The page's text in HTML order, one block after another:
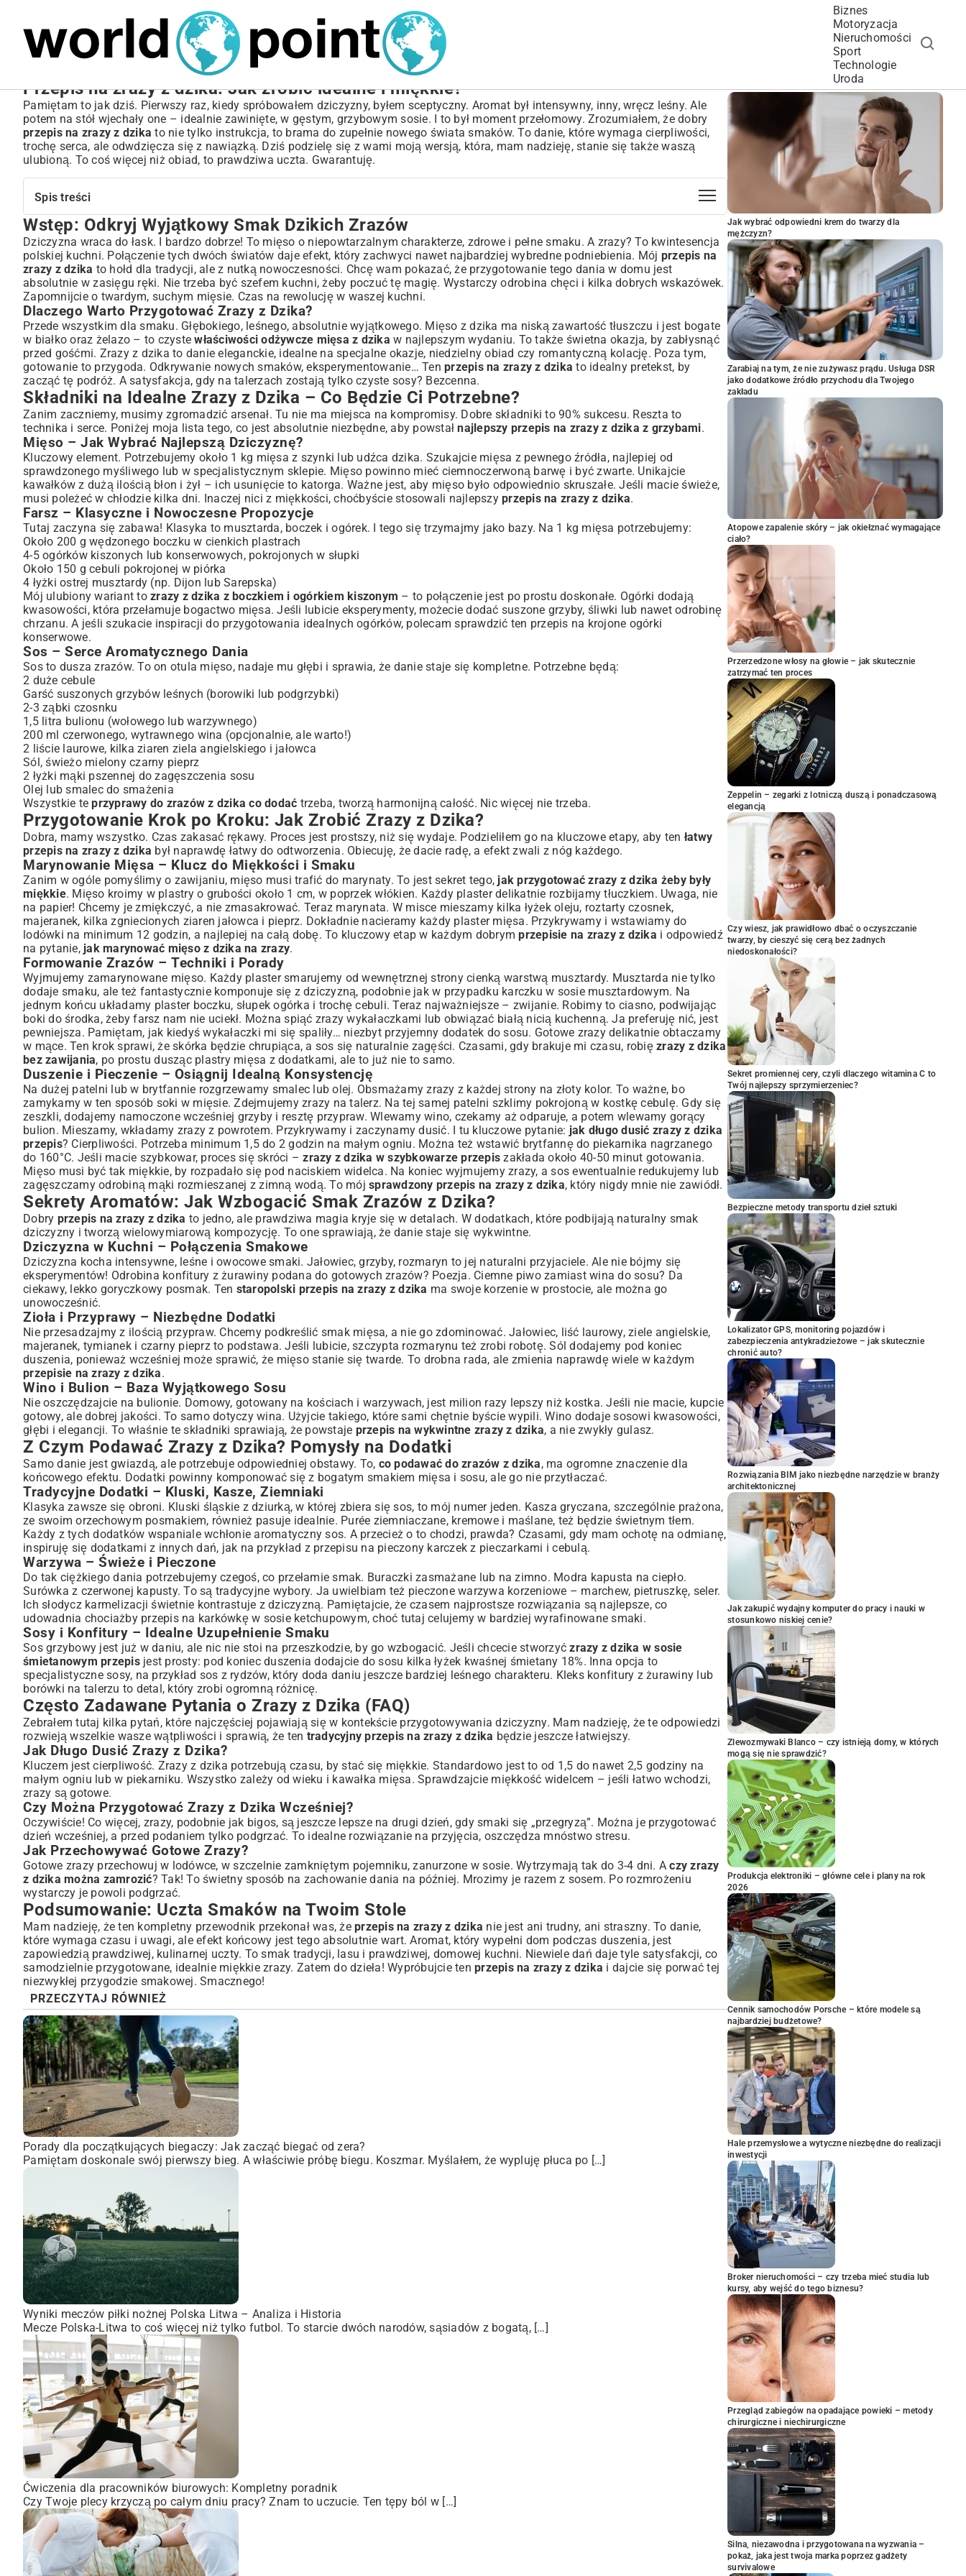
Biznes
Motoryzacja
Nieruchomości
Sport
Technologie
Uroda
Przepis na zrazy z dzika: Jak zrobić idealne i miękkie?
Pamiętam to jak dziś. Pierwszy raz, kiedy spróbowałem dziczyzny, byłem sceptyczny. Aromat był intensywny, inny, wręcz leśny. Ale
potem na stół wjechały one – idealnie zawinięte, w gęstym, grzybowym sosie. I to był moment przełomowy. Zrozumiałem, że dobry
przepis na zrazy z dzika to nie tylko instrukcja, to brama do zupełnie nowego świata smaków. To danie, które wymaga cierpliwości,
trochę serca, ale odwdzięcza się z nawiązką. Dziś podzielę się z wami moją wersją, która, mam nadzieję, stanie się także waszą
ulubioną. To coś więcej niż obiad, to prawdziwa uczta. Gwarantuję.
Spis treści
Wstęp: Odkryj Wyjątkowy Smak Dzikich Zrazów
Dlaczego Warto Przygotować Zrazy z Dzika?
Składniki na Idealne Zrazy z Dzika – Co Będzie Ci Potrzebne?
Mięso – Jak Wybrać Najlepszą Dziczyznę?
Farsz – Klasyczne i Nowoczesne Propozycje
Sos – Serce Aromatycznego Dania
Przygotowanie Krok po Kroku: Jak Zrobić Zrazy z Dzika?
Marynowanie Mięsa – Klucz do Miękkości i Smaku
Formowanie Zrazów – Techniki i Porady
Duszenie i Pieczenie – Osiągnij Idealną Konsystencję
Sekrety Aromatów: Jak Wzbogacić Smak Zrazów z Dzika?
Dziczyzna w Kuchni – Połączenia Smakowe
Zioła i Przyprawy – Niezbędne Dodatki
Wino i Bulion – Baza Wyjątkowego Sosu
Z Czym Podawać Zrazy z Dzika? Pomysły na Dodatki
Tradycyjne Dodatki – Kluski, Kasze, Ziemniaki
Warzywa – Świeże i Pieczone
Sosy i Konfitury – Idealne Uzupełnienie Smaku
Często Zadawane Pytania o Zrazy z Dzika (FAQ)
Jak Długo Dusić Zrazy z Dzika?
Czy Można Przygotować Zrazy z Dzika Wcześniej?
Jak Przechowywać Gotowe Zrazy?
Podsumowanie: Uczta Smaków na Twoim Stole
Wstęp: Odkryj Wyjątkowy Smak Dzikich Zrazów
Dziczyzna wraca do łask. I bardzo dobrze! To mięso o niepowtarzalnym charakterze, zdrowe i pełne smaku. A zrazy? To kwintesencja
polskiej kuchni. Połączenie tych dwóch światów daje efekt, który zachwyci nawet najbardziej wybredne podniebienia. Mój przepis na
zrazy z dzika to hołd dla tradycji, ale z nutką nowoczesności. Chcę wam pokazać, że przygotowanie tego dania w domu jest
absolutnie w zasięgu ręki. Nie trzeba być szefem kuchni, żeby poczuć tę magię. Wystarczy odrobina chęci i kilka dobrych wskazówek.
Zapomnijcie o twardym, suchym mięsie. Czas na rewolucję w waszej kuchni.
Dlaczego Warto Przygotować Zrazy z Dzika?
Przede wszystkim dla smaku. Głębokiego, leśnego, absolutnie wyjątkowego. Mięso z dzika ma niską zawartość tłuszczu i jest bogate
w białko oraz żelazo – to czystewłaściwości odżywcze mięsa z dzika w najlepszym wydaniu. To także świetna okazja, by zabłysnąć
przed gośćmi. Zrazy z dzika to danie eleganckie, idealne na specjalne okazje, niedzielny obiad czy romantyczną kolację. Poza tym,
gotowanie to przygoda. Odkrywanie nowych smaków, eksperymentowanie… Ten przepis na zrazy z dzika to idealny pretekst, by
zacząć tę podróż. A satysfakcja, gdy na talerzach zostają tylko czyste sosy? Bezcenna.
Składniki na Idealne Zrazy z Dzika – Co Będzie Ci Potrzebne?
Zanim zaczniemy, musimy zgromadzić arsenał. Tu nie ma miejsca na kompromisy. Dobre składniki to 90% sukcesu. Reszta to
technika i serce. Poniżej moja lista tego, co jest absolutnie niezbędne, aby powstałnajlepszy przepis na zrazy z dzika z grzybami.
Mięso – Jak Wybrać Najlepszą Dziczyznę?
Kluczowy element. Potrzebujemy około 1 kg mięsa z szynki lub udźca dzika. Szukajcie mięsa z pewnego źródła, najlepiej od
sprawdzonego myśliwego lub w specjalistycznym sklepie. Mięso powinno mieć ciemnoczerwoną barwę i być zwarte. Unikajcie
kawałków z dużą ilością błon i żył – ich usunięcie to katorga. Ważne jest, aby mięso było odpowiednio skruszałe. Jeśli macie świeże,
musi poleżeć w chłodzie kilka dni. Inaczej nici z miękkości, choćbyście stosowali najlepszy przepis na zrazy z dzika.
Farsz – Klasyczne i Nowoczesne Propozycje
Tutaj zaczyna się zabawa! Klasyka to musztarda, boczek i ogórek. I tego się trzymajmy jako bazy. Na 1 kg mięsa potrzebujemy:
Około 200 g wędzonego boczku w cienkich plastrach
4-5 ogórków kiszonych lub konserwowych, pokrojonych w słupki
Około 150 g cebuli pokrojonej w piórka
4 łyżki ostrej musztardy (np. Dijon lub Sarepska)
Mój ulubiony wariant to zrazy z dzika z boczkiem i ogórkiem kiszonym – to połączenie jest po prostu doskonałe. Ogórki dodają
kwasowości, która przełamuje bogactwo mięsa. Jeśli lubicie eksperymenty, możecie dodać suszone grzyby, śliwki lub nawet odrobinę
chrzanu. A jeśli szukacie inspiracji do przygotowania idealnych ogórków, polecam sprawdzić ten przepis na krojone ogórki
konserwowe.
Sos – Serce Aromatycznego Dania
Sos to dusza zrazów. To on otula mięso, nadaje mu głębi i sprawia, że danie staje się kompletne. Potrzebne będą:
2 duże cebule
Garść suszonych grzybów leśnych (borowiki lub podgrzybki)
2-3 ząbki czosnku
1,5 litra bulionu (wołowego lub warzywnego)
200 ml czerwonego, wytrawnego wina (opcjonalnie, ale warto!)
2 liście laurowe, kilka ziaren ziela angielskiego i jałowca
Sól, świeżo mielony czarny pieprz
2 łyżki mąki pszennej do zagęszczenia sosu
Olej lub smalec do smażenia
Wszystkie teprzyprawy do zrazów z dzika co dodać trzeba, tworzą harmonijną całość. Nic więcej nie trzeba.
Przygotowanie Krok po Kroku: Jak Zrobić Zrazy z Dzika?
Dobra, mamy wszystko. Czas zakasać rękawy. Proces jest prostszy, niż się wydaje. Podzieliłem go na kluczowe etapy, aby ten łatwy
przepis na zrazy z dzika był naprawdę łatwy do odtworzenia. Obiecuję, że dacie radę, a efekt zwali z nóg każdego.
Marynowanie Mięsa – Klucz do Miękkości i Smaku
Zanim w ogóle pomyślimy o zawijaniu, mięso musi trafić do marynaty. To jest sekret tego, jak przygotować zrazy z dzika żeby były
miękkie. Mięso kroimy w plastry o grubości około 1 cm, w poprzek włókien. Każdy plaster delikatnie rozbijamy tłuczkiem. Uwaga, nie
na papier! Chcemy je zmiękczyć, a nie zmasakrować. Teraz marynata. W misce mieszamy kilka łyżek oleju, roztarty czosnek,
majeranek, kilka zgniecionych ziaren jałowca i pieprz. Dokładnie nacieramy każdy plaster mięsa. Przykrywamy i wstawiamy do
lodówki na minimum 12 godzin, a najlepiej na całą dobę. To kluczowy etap w każdym dobrymprzepisie na zrazy z dzika i odpowiedź
na pytanie, jak marynować mięso z dzika na zrazy.
Formowanie Zrazów – Techniki i Porady
Wyjmujemy zamarynowane mięso. Każdy plaster smarujemy od wewnętrznej strony cienką warstwą musztardy. Musztarda nie tylko
dodaje smaku, ale też fantastycznie komponuje się z dziczyzną, podobnie jak w przypadku karczku w sosie musztardowym. Na
jednym końcu układamy plaster boczku, słupek ogórka i trochę cebuli. Teraz najważniejsze – zwijanie. Robimy to ciasno, podwijając
boki do środka, żeby farsz nam nie uciekł. Można spiąć zrazy wykałaczkami lub obwiązać białą nicią kuchenną. Ja preferuję nić, jest
pewniejsza. Pamiętam, jak kiedyś wykałaczki mi się spaliły… niezbyt przyjemny dodatek do sosu. Gotowe zrazy delikatnie obtaczamy
w mące. Ten krok sprawi, że skórka będzie chrupiąca, a sos się naturalnie zagęści. Czasami, gdy brakuje mi czasu, robię zrazy z dzika
bez zawijania, po prostu dusząc plastry mięsa z dodatkami, ale to już nie to samo.
Duszenie i Pieczenie – Osiągnij Idealną Konsystencję
Na dużej patelni lub w brytfannie rozgrzewamy smalec lub olej. Obsmażamy zrazy z każdej strony na złoty kolor. To ważne, bo
zamykamy w ten sposób soki w mięsie. Zdejmujemy zrazy na talerz. Na tej samej patelni szklimy pokrojoną w kostkę cebulę. Gdy się
zeszkli, dodajemy namoczone wcześniej grzyby i resztę przypraw. Wlewamy wino, czekamy aż odparuje, a potem wlewamy gorący
bulion. Mieszamy, wkładamy zrazy z powrotem. Przykrywamy i zaczynamy dusić. I tu kluczowe pytanie: jak długo dusić zrazy z dzika
przepis? Cierpliwości. Potrzeba minimum 1,5 do 2 godzin na małym ogniu. Można też wstawić brytfannę do piekarnika nagrzanego
do 160°C. Jeśli macie szybkowar, proces się skróci –zrazy z dzika w szybkowarze przepis zakłada około 40-50 minut gotowania.
Mięso musi być tak miękkie, by rozpadało się pod naciskiem widelca. Na koniec wyjmujemy zrazy, a sos ewentualnie redukujemy lub
zagęszczamy odrobiną mąki rozmieszanej z zimną wodą. To mój sprawdzony przepis na zrazy z dzika, który nigdy mnie nie zawiódł.
Sekrety Aromatów: Jak Wzbogacić Smak Zrazów z Dzika?
Dobry przepis na zrazy z dzika to jedno, ale prawdziwa magia kryje się w detalach. W dodatkach, które podbijają naturalny smak
dziczyzny i tworzą wielowymiarową kompozycję. To one sprawiają, że danie staje się wykwintne.
Dziczyzna w Kuchni – Połączenia Smakowe
Dziczyzna kocha intensywne, leśne i owocowe smaki. Jałowiec, grzyby, rozmaryn to jej naturalni przyjaciele. Ale nie bójmy się
eksperymentów! Odrobina konfitury z żurawiny podana do gotowych zrazów? Poezja. Ciemne piwo zamiast wina do sosu? Da
ciekawy, lekko goryczkowy posmak. Ten staropolski przepis na zrazy z dzika ma swoje korzenie w prostocie, ale można go
unowocześnić.
Zioła i Przyprawy – Niezbędne Dodatki
Nie przesadzajmy z ilością przypraw. Chcemy podkreślić smak mięsa, a nie go zdominować. Jałowiec, liść laurowy, ziele angielskie,
majeranek, tymianek i czarny pieprz to podstawa. Jeśli lubicie, szczypta rozmarynu też zrobi robotę. Sól dodajemy pod koniec
duszenia, ponieważ wcześniej może sprawić, że mięso stanie się twarde. To drobna rada, ale zmienia naprawdę wiele w każdym
przepisie na zrazy z dzika.
Wino i Bulion – Baza Wyjątkowego Sosu
Nie oszczędzajcie na bulionie. Domowy, gotowany na kościach i warzywach, jest milion razy lepszy niż kostka. Jeśli nie macie, kupcie
gotowy, ale dobrej jakości. To samo dotyczy wina. Użyjcie takiego, które sami chętnie byście wypili. Wino dodaje sosowi kwasowości,
głębi i elegancji. To właśnie te składniki sprawiają, że powstaje przepis na wykwintne zrazy z dzika, a nie zwykły gulasz.
Z Czym Podawać Zrazy z Dzika? Pomysły na Dodatki
Samo danie jest gwiazdą, ale potrzebuje odpowiedniej obstawy. To, co podawać do zrazów z dzika, ma ogromne znaczenie dla
końcowego efektu. Dodatki powinny komponować się z bogatym smakiem mięsa i sosu, ale go nie przytłaczać.
Tradycyjne Dodatki – Kluski, Kasze, Ziemniaki
Klasyka zawsze się obroni. Kluski śląskie z dziurką, w której zbiera się sos, to mój numer jeden. Kasza gryczana, szczególnie prażona,
ze swoim orzechowym posmakiem, również pasuje idealnie. Purée ziemniaczane, kremowe i maślane, też będzie świetnym tłem.
Każdy z tych dodatków wspaniale wchłonie aromatyczny sos. A przecież o to chodzi, prawda? Czasami, gdy mam ochotę na odmianę,
inspiruję się dodatkami z innych dań, jak na przykład z przepisu na pieczony karczek z pieczarkami i cebulą.
Warzywa – Świeże i Pieczone
Do tak ciężkiego dania potrzebujemy czegoś, co przełamie smak. Buraczki zasmażane lub na zimno. Modra kapusta na ciepło.
Surówka z czerwonej kapusty. To są tradycyjne wybory. Ja uwielbiam też pieczone warzywa korzeniowe – marchew, pietruszkę, seler.
Ich słodycz karmelizacji świetnie kontrastuje z dziczyzną. Pamiętajcie, że czasem najprostsze rozwiązania są najlepsze, co
udowadnia chociażby przepis na karkówkę w sosie ketchupowym, choć tutaj celujemy w bardziej wyrafinowane smaki.
Sosy i Konfitury – Idealne Uzupełnienie Smaku
Sos grzybowy jest już w daniu, ale nic nie stoi na przeszkodzie, by go wzbogacić. Jeśli chcecie stworzyćzrazy z dzika w sosie
śmietanowym przepisjest prosty: pod koniec duszenia dodajcie do sosu kilka łyżek kwaśnej śmietany 18%. Inna opcja to
specjalistyczne sosy, na przykład sos z rydzów, który doda daniu jeszcze bardziej leśnego charakteru. Kleks konfitury z żurawiny lub
borówki na talerzu to detal, który zrobi ogromną różnicę.
Często Zadawane Pytania o Zrazy z Dzika (FAQ)
Zebrałem tutaj kilka pytań, które najczęściej pojawiają się w kontekście przygotowywania dziczyzny. Mam nadzieję, że te odpowiedzi
rozwieją wszelkie wasze wątpliwości i sprawią, że ten tradycyjny przepis na zrazy z dzika będzie jeszcze łatwiejszy.
Jak Długo Dusić Zrazy z Dzika?
Kluczem jest cierpliwość. Zrazy z dzika potrzebują czasu, by stać się miękkie. Standardowo jest to od 1,5 do nawet 2,5 godziny na
małym ogniu lub w piekarniku. Wszystko zależy od wieku i kawałka mięsa. Sprawdzajcie miękkość widelcem – jeśli łatwo wchodzi,
zrazy są gotowe.
Czy Można Przygotować Zrazy z Dzika Wcześniej?
Oczywiście! Co więcej, zrazy, podobnie jak bigos, są jeszcze lepsze na drugi dzień, gdy smaki się „przegryzą”. Można je przygotować
dzień wcześniej, a przed podaniem tylko podgrzać. To idealne rozwiązanie na przyjęcia, oszczędza mnóstwo stresu.
Jak Przechowywać Gotowe Zrazy?
Gotowe zrazy przechowuj w lodówce, w szczelnie zamkniętym pojemniku, zanurzone w sosie. Wytrzymają tak do 3-4 dni. Aczy zrazy
z dzika można zamrozić? Tak! To świetny sposób na zachowanie dania na później. Mrozimy je razem z sosem. Po rozmrożeniu
wystarczy je powoli podgrzać.
Podsumowanie: Uczta Smaków na Twoim Stole
Mam nadzieję, że ten kompletny przewodnik przekonał was, że przepis na zrazy z dzika nie jest ani trudny, ani straszny. To danie,
które wymaga czasu i uwagi, ale efekt końcowy jest tego absolutnie wart. Aromat, który wypełni dom podczas duszenia, jest
zapowiedzią prawdziwej, kulinarnej uczty. To smak tradycji, lasu i prawdziwej, domowej kuchni. Niewiele dań daje tyle satysfakcji, co
samodzielnie przygotowane, idealnie miękkie zrazy. Zatem do dzieła! Wypróbujcie ten przepis na zrazy z dzika i dajcie się porwać tej
niezwykłej przygodzie smakowej. Smacznego!
PRZECZYTAJ RÓWNIEŻ
Porady dla początkujących biegaczy: Jak zacząć biegać od zera?
Pamiętam doskonale swój pierwszy bieg. A właściwie próbę biegu. Koszmar. Myślałem, że wypluję płuca po […]
Wyniki meczów piłki nożnej Polska Litwa – Analiza i Historia
Mecze Polska-Litwa to coś więcej niż tylko futbol. To starcie dwóch narodów, sąsiadów z bogatą, […]
Ćwiczenia dla pracowników biurowych: Kompletny poradnik
Czy Twoje plecy krzyczą po całym dniu pracy? Znam to uczucie. Ten tępy ból w […]
POPULARNE ARTYKUŁY
Jak wybrać odpowiedni krem do twarzy dla
mężczyzn?
Zarabiaj na tym, że nie zużywasz prądu. Usługa DSR
jako dodatkowe źródło przychodu dla Twojego
zakładu
Atopowe zapalenie skóry – jak okiełznać wymagające
ciało?
Przerzedzone włosy na głowie – jak skutecznie
zatrzymać ten proces
Zeppelin – zegarki z lotniczą duszą i ponadczasową
elegancją
Czy wiesz, jak prawidłowo dbać o oczyszczanie
twarzy, by cieszyć się cerą bez żadnych
niedoskonałości?
Sekret promiennej cery, czyli dlaczego witamina C to
Twój najlepszy sprzymierzeniec?
Bezpieczne metody transportu dzieł sztuki
Lokalizator GPS, monitoring pojazdów i
zabezpieczenia antykradzieżowe – jak skutecznie
chronić auto?
Rozwiązania BIM jako niezbędne narzędzie w branży
architektonicznej
Jak zakupić wydajny komputer do pracy i nauki w
stosunkowo niskiej cenie?
Zlewozmywaki Blanco – czy istnieją domy, w których
mogą się nie sprawdzić?
Produkcja elektroniki – główne cele i plany na rok
2026
Cennik samochodów Porsche – które modele są
najbardziej budżetowe?
Hale przemysłowe a wytyczne niezbędne do realizacji
inwestycji
Broker nieruchomości – czy trzeba mieć studia lub
kursy, aby wejść do tego biznesu?
Przegląd zabiegów na opadające powieki – metody
chirurgiczne i niechirurgiczne
Silna, niezawodna i przygotowana na wyzwania –
pokaż, jaka jest twoja marka poprzez gadżety
survivalowe